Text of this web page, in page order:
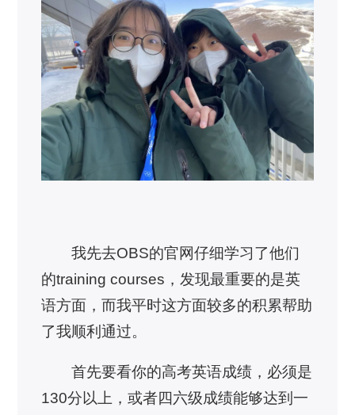
我先去OBS的官网仔细学习了他们
的training courses，发现最重要的是英
语方面，而我平时这方面较多的积累帮助
了我顺利通过。
首先要看你的高考英语成绩，必须是
130分以上，或者四六级成绩能够达到一